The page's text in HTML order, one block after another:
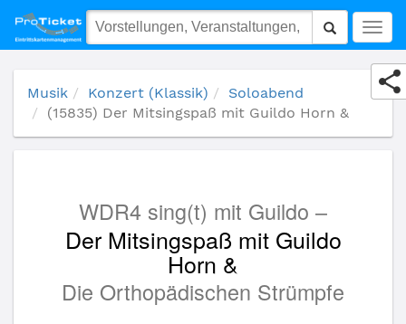
(15835) Der Mitsingspaß mit Guildo Horn &
Musik Konzert (Klassik)
Soloabend
(15835) Der Mitsingspaß mit Guildo Horn &
WDR4 sing(t) mit Guildo –
Der Mitsingspaß mit Guildo
Horn &
Die Orthopädischen Strümpfe